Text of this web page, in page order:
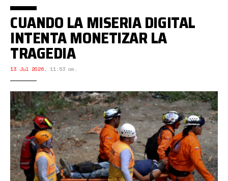
CUANDO LA MISERIA DIGITAL
INTENTA MONETIZAR LA
TRAGEDIA
13 Jul 2026, 11:53 am.